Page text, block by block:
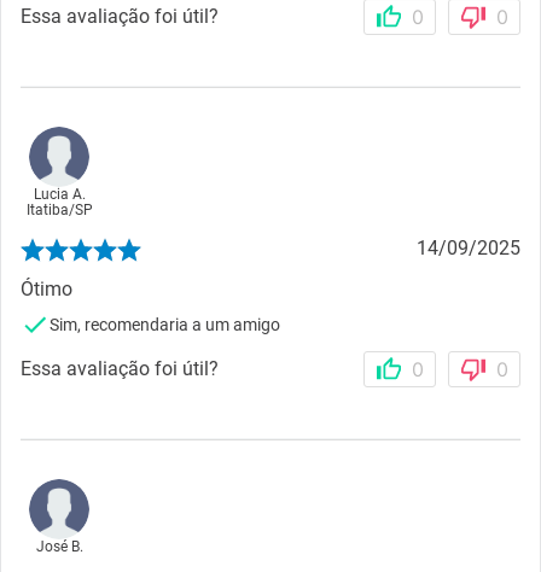
Essa avaliação foi útil? 0 0
Lucia A.
Itatiba/SP
14/09/2025
Ótimo
Sim, recomendaria a um amigo
Essa avaliação foi útil? 0 0
José B.